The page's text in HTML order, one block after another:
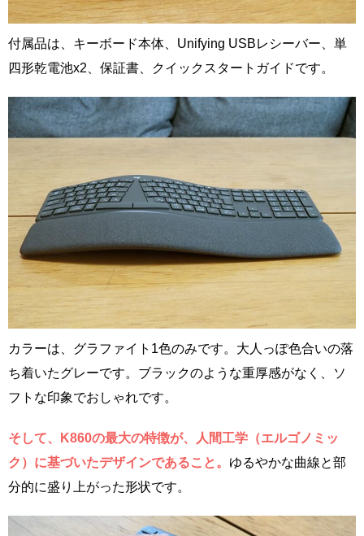
付属品は、キーボード本体、Unifying USBレシーバー、単
四形乾電池x2、保証書、クイックスタートガイドです。
カラーは、グラファイト1色のみです。大人っぽ色合いの落
ち着いたグレーです。ブラックのような重厚感がなく、ソ
フトな印象でおしゃれです。
そして、K860の最大の特徴が、人間工学（エルゴノミッ
ク）に基づいたデザインであること。 ゆるやかな曲線と部
分的に盛り上がった形状です。